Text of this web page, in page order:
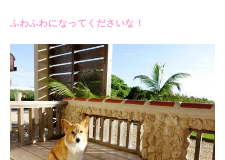
ふわふわになってくださいな！